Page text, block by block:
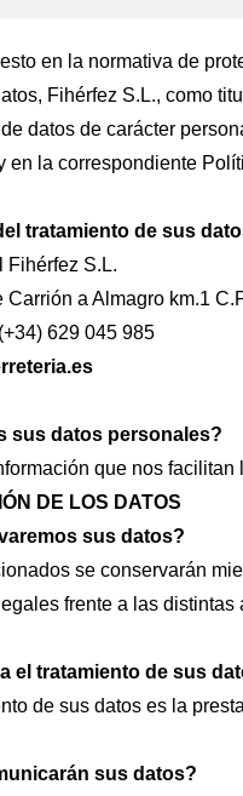
en la normativa de
Fihérfez S.L., como t
datos de carácter
en la correspondiente
tratamiento de sus
Fihérfez S.L.
Carrión a Almagro km.1
629 045 985
sus datos personales?
que nos
DE LOS DATOS
sus datos?
se conservarán
frente a las distintas
el tratamiento de sus
de sus datos es la
sus datos?